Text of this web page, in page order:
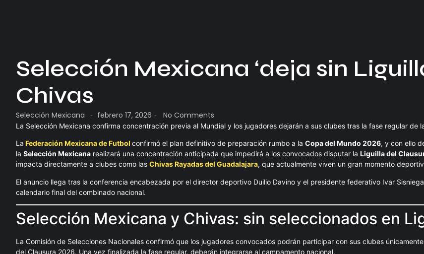
Selección Mexicana ‘deja sin
Chivas
Selección Mexicana - febrero 17, 2026 - No Comments
La Selección Mexicana confirma concentración previa al Mundial y los jugadores dejarán a sus clubes tras la fase regular de
La Federación Mexicana de Futbol confirmó el plan definitivo de preparación rumbo a la Copa del Mundo 2026, y con ello
la Selección Mexicana realizará una concentración anticipada que impedirá a los convocados disputar la Liguilla del
impacta directamente a clubes como las Chivas Rayadas del Guadalajara, que actualmente viven un gran momento
El anuncio llega tras la conferencia encabezada por el director deportivo Duilio Davino y el presidente federativo Ivar
calendario final del combinado nacional.
Selección Mexicana y Chivas: sin seleccionados en
La Comisión de Selecciones Nacionales confirmó que los jugadores convocados podrán participar con sus clubes
del Clausura 2026. Una vez finalizada la fase regular, deberán integrarse al campamento nacional.